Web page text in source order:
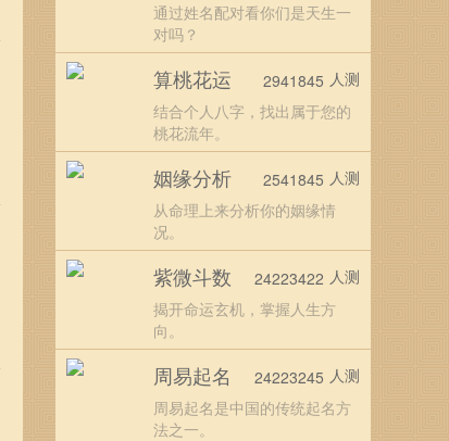
通过姓名配对看你们是天生一
对吗？
算桃花运
结合个人八字，找出属于您的
桃花流年。
2941845 人测
姻缘分析
从命理上来分析你的姻缘情
况。
2541845 人测
紫微斗数
揭开命运玄机，掌握人生方
向。
24223422 人测
周易起名
周易起名是中国的传统起名方
法之一。
24223245 人测